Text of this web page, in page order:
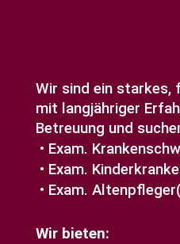
Wir sind ein starkes,
mit langjähriger
Betreuung und
Exam.
Exam.
Exam.
Wir bieten: